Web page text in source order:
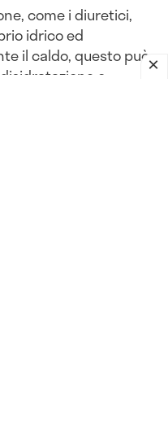
come i diuretici,
idrico ed
il caldo, questo può
o
pressione